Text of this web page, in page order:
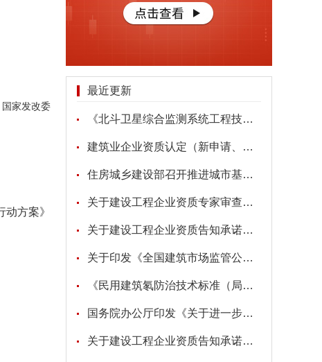
最近更新
《北斗卫星综合监测系统工程技术标准》
建筑业企业资质认定（新申请、增项、升级、重新核定）
住房城乡建设部召开推进城市基础设施生命线安全工程现场会
关于建设工程企业资质专家审查意见的公示
关于建设工程企业资质告知承诺申报情况的公示
关于印发《全国建筑市场监管公共服务平台工程建设项目招标代理机构信息数据标准》的通知
《民用建筑氡防治技术标准（局部修订征求意见稿）》
国务院办公厅印发《关于进一步促进民间投资发展的若干措施》的通知
关于建设工程企业资质告知承诺申报情况的公示
家发改委
动方案》